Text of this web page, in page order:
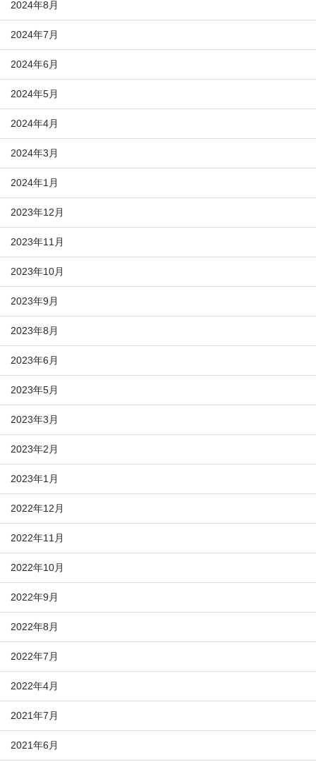
2024年8月
2024年7月
2024年6月
2024年5月
2024年4月
2024年3月
2024年1月
2023年12月
2023年11月
2023年10月
2023年9月
2023年8月
2023年6月
2023年5月
2023年3月
2023年2月
2023年1月
2022年12月
2022年11月
2022年10月
2022年9月
2022年8月
2022年7月
2022年4月
2021年7月
2021年6月